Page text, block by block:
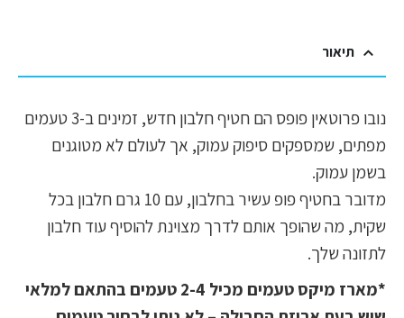
תיאור
נובו פרוטאין פופס הם חטיף חלבון חדש, זמינים ב-3 טעמים
מפתים, שמספקים סיפוק עמוק, אך לעולם לא מטוגנים
בשמן עמוק.
מדובר בחטיף פופ עשיר בחלבון, עם 10 גרם חלבון בכל
שקית, מה שהופך אותם לדרך מצוינת להוסיף עוד חלבון
לתזונה שלך.
*מארז מיקס טעמים מכיל 2-4 טעמים בהתאם למלאי